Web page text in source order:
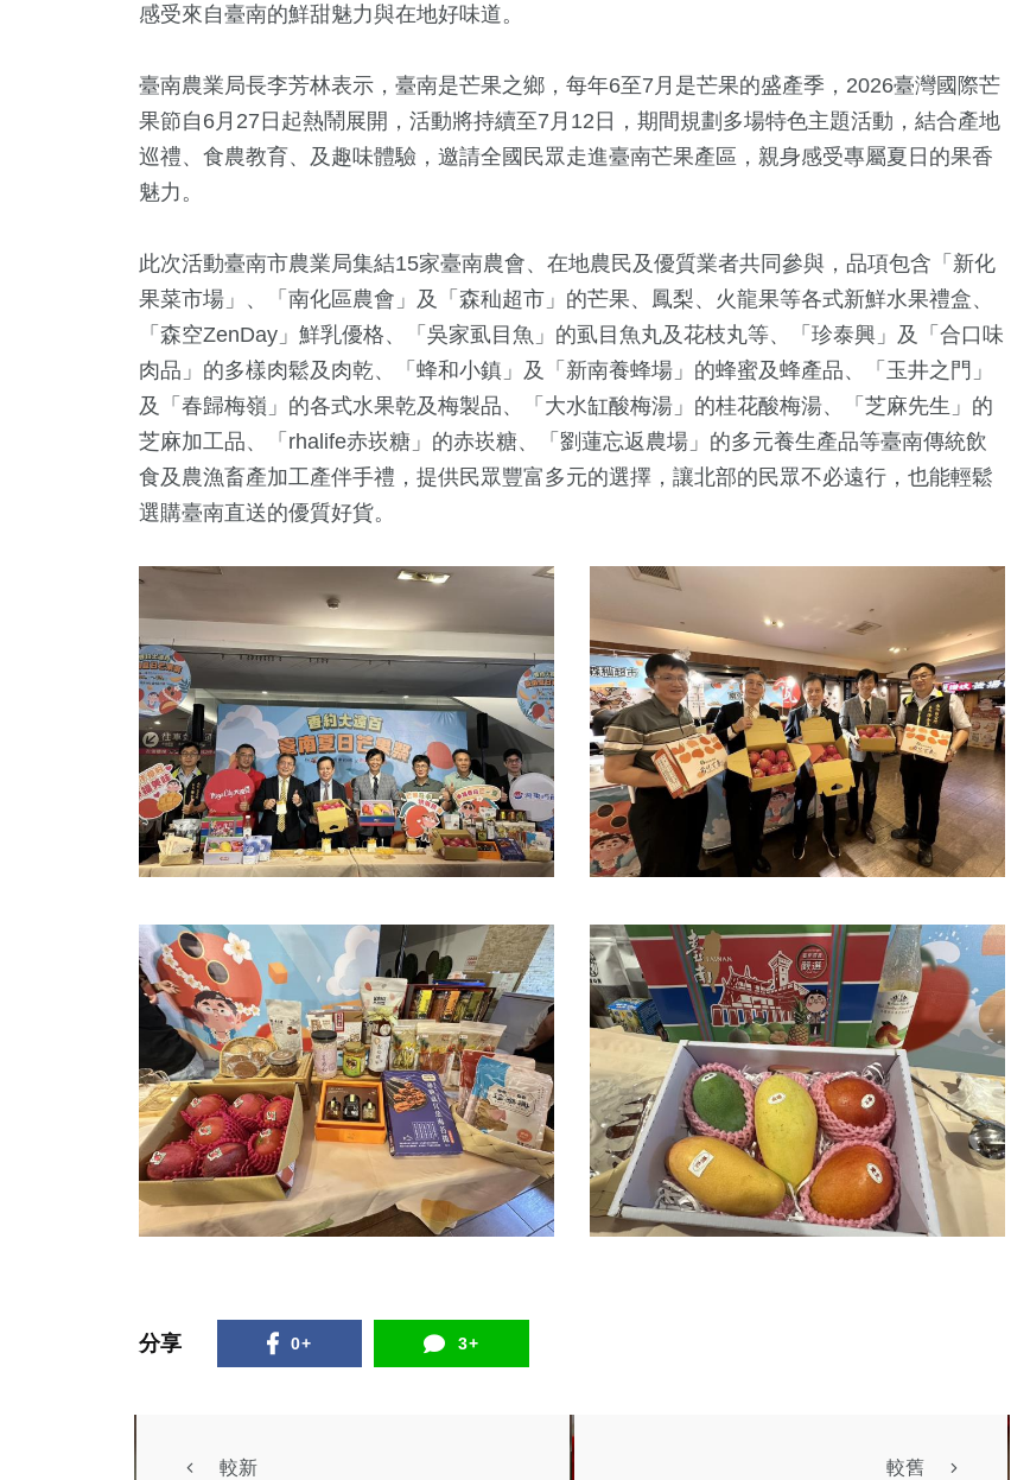
感受來自臺南的鮮甜魅力與在地好味道。
臺南農業局長李芳林表示，臺南是芒果之鄉，每年6至7月是芒果的盛產季，2026臺灣國際芒
果節自6月27日起熱鬧展開，活動將持續至7月12日，期間規劃多場特色主題活動，結合產地
巡禮、食農教育、及趣味體驗，邀請全國民眾走進臺南芒果產區，親身感受專屬夏日的果香
魅力。
此次活動臺南市農業局集結15家臺南農會、在地農民及優質業者共同參與，品項包含「新化
果菜市場」、「南化區農會」及「森秈超市」的芒果、鳳梨、火龍果等各式新鮮水果禮盒、
「森空ZenDay」鮮乳優格、「吳家虱目魚」的虱目魚丸及花枝丸等、「珍泰興」及「合口味
肉品」的多樣肉鬆及肉乾、「蜂和小鎮」及「新南養蜂場」的蜂蜜及蜂產品、「玉井之門」
及「春歸梅嶺」的各式水果乾及梅製品、「大水缸酸梅湯」的桂花酸梅湯、「芝麻先生」的
芝麻加工品、「rhalife赤崁糖」的赤崁糖、「劉蓮忘返農場」的多元養生產品等臺南傳統飲
食及農漁畜產加工產伴手禮，提供民眾豐富多元的選擇，讓北部的民眾不必遠行，也能輕鬆
選購臺南直送的優質好貨。
分享 0+ 3+
較新 較舊
專欄
88+
農業
旅遊 綜合新聞
278 +
文教